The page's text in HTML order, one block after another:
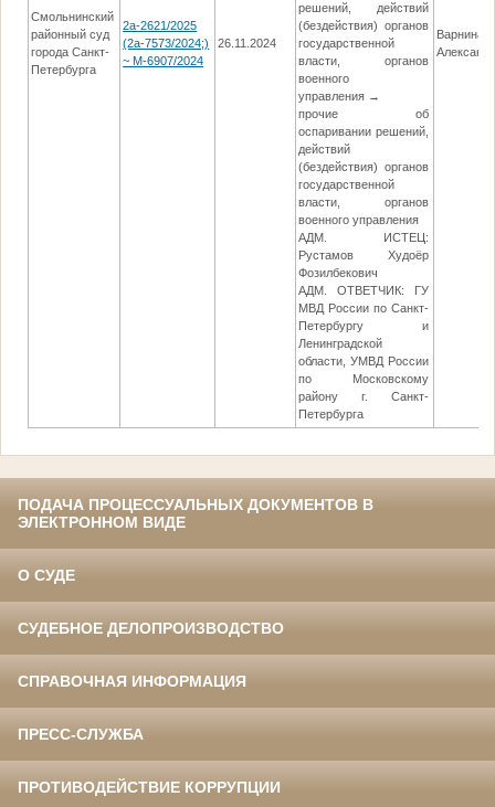
Смольнинский
районный суд
города Санкт-
Петербурга
2а-2621/2025
(2а-7573/2024;)
~ М-6907/2024
26.11.2024
решений, действий
(бездействия) органов
государственной
власти, органов
военного
управления →
прочие об
оспаривании решений,
действий
(бездействия) органов
государственной
власти, органов
военного управления
АДМ. ИСТЕЦ:
Рустамов Худоёр
Фозилбекович
АДМ. ОТВЕТЧИК: ГУ
МВД России по Санкт-
Петербургу и
Ленинградской
области, УМВД России
по Московскому
району г. Санкт-
Петербурга
Варнина
ПОДАЧА ПРОЦЕССУАЛЬНЫХ ДОКУМЕНТОВ В
ЭЛЕКТРОННОМ ВИДЕ
О СУДЕ
СУДЕБНОЕ ДЕЛОПРОИЗВОДСТВО
СПРАВОЧНАЯ ИНФОРМАЦИЯ
ПРЕСС-СЛУЖБА
ПРОТИВОДЕЙСТВИЕ КОРРУПЦИИ